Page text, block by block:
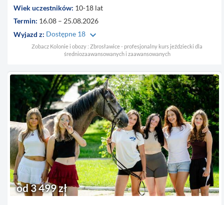
Wiek uczestników: 10-18 lat
Termin: 16.08 – 25.08.2026
Wyjazd z: Dostępne 18 keyboard_arrow_down
Zobacz Kolonie i obozy : Zbrosławice - profesjonalny kurs jeździecki dla
średniozaawansowanych i zaawansowanych
od 3 499 zł